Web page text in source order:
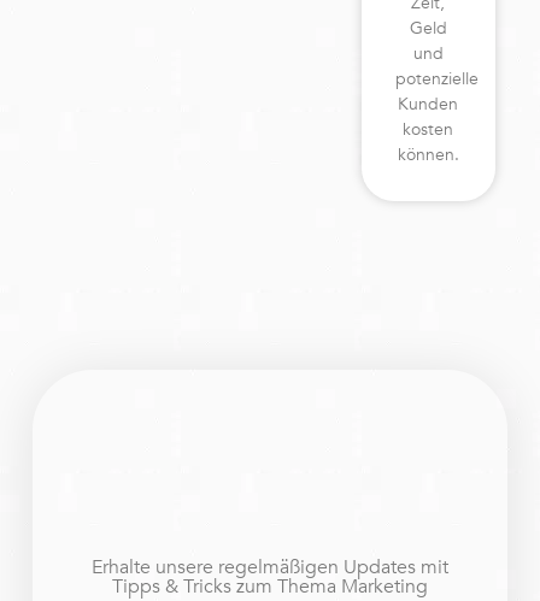
Geld
und
potenzielle
Kunden
kosten
können.
Erhalte unsere regelmäßigen Updates mit
Tipps & Tricks zum Thema Marketing